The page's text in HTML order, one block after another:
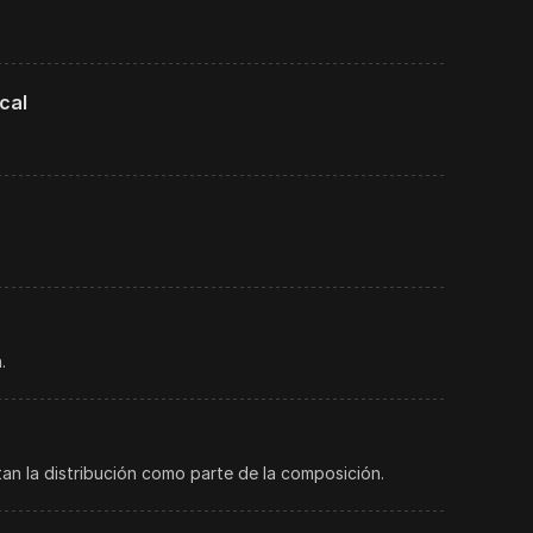
la distribución como parte de la composición.